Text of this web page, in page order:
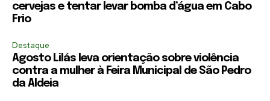
cervejas e tentar levar bomba d’água em Cabo
Frio
Destaque
Agosto Lilás leva orientação sobre violência
contra a mulher à Feira Municipal de São Pedro
da Aldeia